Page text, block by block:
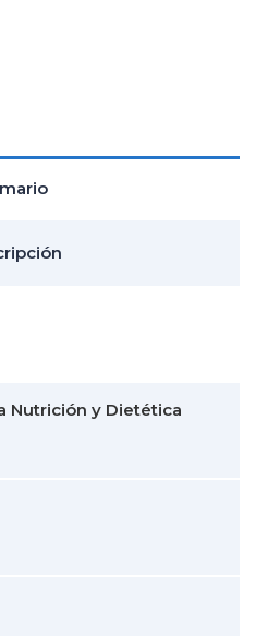
Nutrición y Dietética